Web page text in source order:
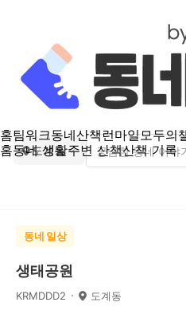
홈팀워크동네산책런마일모두의
홈동네 생활주변 산책산책 기록
도계동
동네 일상
생태공원
KRMDDD2 도계동